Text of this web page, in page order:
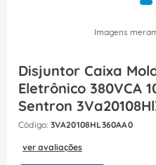
Imagens
Disjuntor Caixa
Eletrônico 380VCA
Sentron
: 3VA20108HL360AA0
ver avaliações